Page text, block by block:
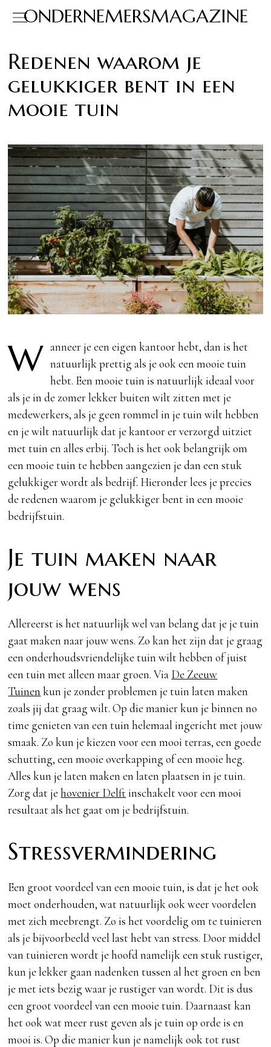
ONDERNEMERSMAGAZINE
Redenen waarom je
gelukkiger bent in een
mooie tuin
W anneer je een eigen kantoor hebt, dan is het
natuurlijk prettig als je ook een mooie tuin
hebt. Een mooie tuin is natuurlijk ideaal voor
als je in de zomer lekker buiten wilt zitten met je
medewerkers, als je geen rommel in je tuin wilt hebben
en je wilt natuurlijk dat je kantoor er verzorgd uitziet
met tuin en alles erbij. Toch is het ook belangrijk om
een mooie tuin te hebben aangezien je dan een stuk
gelukkiger wordt als bedrijf. Hieronder lees je precies
de redenen waarom je gelukkiger bent in een mooie
bedrijfstuin.
Je tuin maken naar
jouw wens
Allereerst is het natuurlijk wel van belang dat je je tuin
gaat maken naar jouw wens. Zo kan het zijn dat je graag
een onderhoudsvriendelijke tuin wilt hebben of juist
een tuin met alleen maar groen. Via De Zeeuw
Tuinen kun je zonder problemen je tuin laten maken
zoals jij dat graag wilt. Op die manier kun je binnen no
time genieten van een tuin helemaal ingericht met jouw
smaak. Zo kun je kiezen voor een mooi terras, een goede
schutting, een mooie overkapping of een mooie heg.
Alles kun je laten maken en laten plaatsen in je tuin.
Zorg dat jehovenier Delftinschakelt voor een mooi
resultaat als het gaat om je bedrijfstuin.
Stressvermindering
Een groot voordeel van een mooie tuin, is dat je het ook
moet onderhouden, wat natuurlijk ook weer voordelen
met zich meebrengt. Zo is het voordelig om te tuinieren
als je bijvoorbeeld veel last hebt van stress. Door middel
van tuinieren wordt je hoofd namelijk een stuk rustiger,
kun je lekker gaan nadenken tussen al het groen en ben
je met iets bezig waar je rustiger van wordt. Dit is dus
een groot voordeel van een mooie tuin. Daarnaast kan
het ook wat meer rust geven als je tuin op orde is en
mooi is. Op die manier kun je namelijk ook tot rust